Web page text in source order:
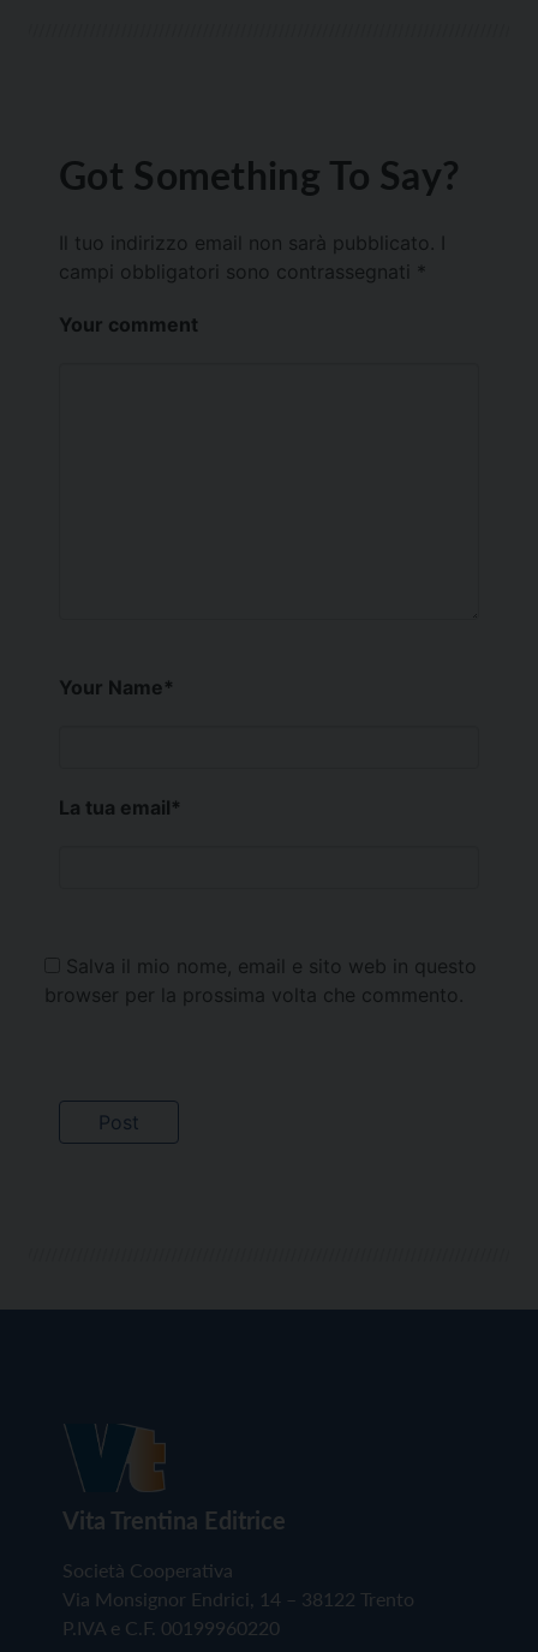
Got Something To Say?
Il tuo indirizzo email non sarà pubblicato.
campi obbligatori sono contrassegnati *
Your comment
Your Name*
La tua email*
Salva il mio nome, email e sito web in questo
browser per la prossima volta che commento.
Vita Trentina Editrice
Società Cooperativa
Via Monsignor Endrici, 14 – 38122 Trento
P.IVA e C.F. 00199960220